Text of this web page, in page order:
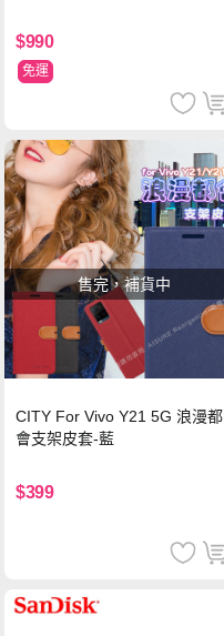
$990
免運
售完，補貨中
CITY For Vivo Y21 5G 浪漫都
會支架皮套-藍
$399